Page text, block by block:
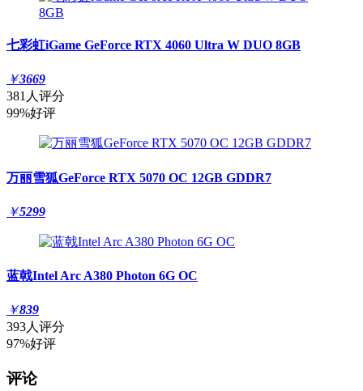
七彩虹iGame GeForce RTX 4060 Ultra W DUO 8GB
￥3669
381人评分
99%好评
万丽雪狐GeForce RTX 5070 OC 12GB GDDR7
￥5299
蓝戟Intel Arc A380 Photon 6G OC
￥839
393人评分
97%好评
评论